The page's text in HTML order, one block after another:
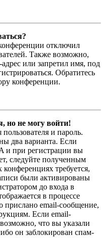
отключил
Также возможно,
или запретил имя, под
Обратитесь
конференции.
но не могу войти!
и пароль.
два варианта. Если
и при регистрации вы
следуйте полученным
требуется,
были активированы
до входа в
в процессе
прислано email-сообщение,
Если email-
что вы указали
он заблокирован спам-